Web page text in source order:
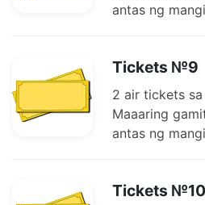
antas ng
Tickets №9
2 air tickets sa
Maaaring
antas ng
Tickets №10